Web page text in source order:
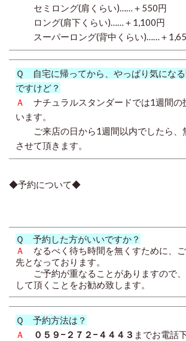
セミロング(肩くらい)……＋550円
ロング(肩下くらい)……＋1,100円
スーパーロング(背中くらい)……＋
Ｑ 自宅に帰ってから、やっぱり気にな
ですけど？
Ａ
ナチュラルスタンダードでは1週間の
います。
ご来店の日から1週間以内でしたら、
させて頂きます。
◆予約について◆
Ｑ 予約した方がいいですか？
Ａ
なるべく待ち時間を無くすために、
先となっております。
ご予約が重なることがありますので、
して頂くことをお勧め致します。
Ｑ 予約方法は？
Ａ
０５９−２７２−４４４３ までお電話